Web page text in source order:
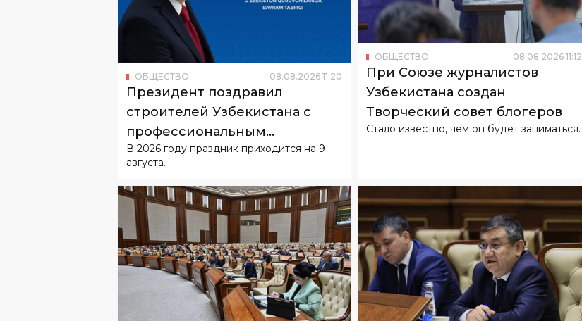
ОБЩЕСТВО 08.08.2026 11:20
Президент поздравил
строителей Узбекистана с
профессиональным
праздником
В 2026 году праздник приходится на 9
августа.
ОБЩЕСТВО 08.08.2026 11:12
При Союзе журналистов
Узбекистана создан
Творческий совет блогеров
Стало известно, чем он будет заниматься.